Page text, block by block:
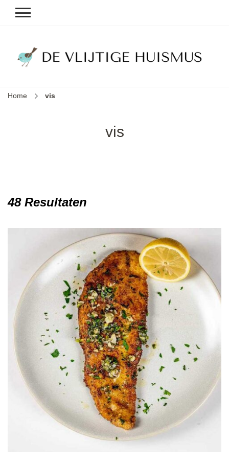
Home vis
vis
48 Resultaten